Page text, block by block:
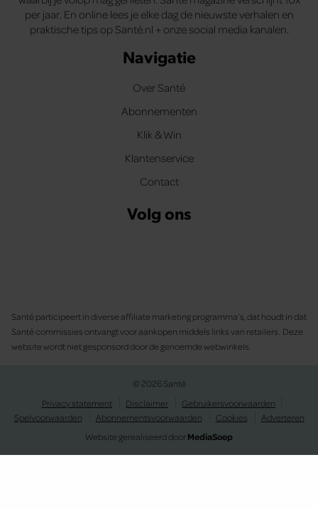
per jaar. En online lees je elke dag de nieuwste verhalen en
praktische tips op Santé.nl + onze social media kanalen.
Navigatie
Over Santé
Abonnementen
Klik & Win
Klantenservice
Contact
Volg ons
Santé participeert in diverse affiliate marketing programma’s, dat houdt in dat
Santé commissies ontvangt voor aankopen middels links van retailers. Deze
website wordt niet gesponsord door de genoemde webwinkels.
© 2026 Santé
Privacy statement
Disclaimer
Gebruikersvoorwaarden
Spelvoorwaarden
Abonnementsvoorwaarden Cookies
Adverteren
Website gerealiseerd doorMediaSoep